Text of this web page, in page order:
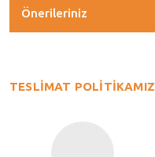
Önerileriniz
TESLİMAT POLİTİKAMIZ